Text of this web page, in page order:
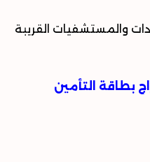
والمستشفيات القريبة
بطاقة التأمين